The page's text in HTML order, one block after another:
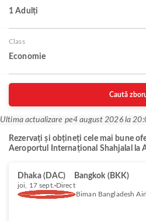
1 Adulți
Class
Economie
Caută
Ultima actualizare pe4 august 2026 la
Rezervați și obțineți cele mai bune
Aeroportul Internațional Shahjalal la
Dhaka (DAC) Bangkok (BKK)
joi, 17 sept. Direct
Biman Bangladesh